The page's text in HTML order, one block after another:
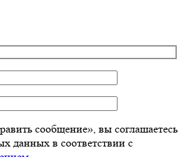
сообщение», вы соглашаетесь
данных в соответствии с